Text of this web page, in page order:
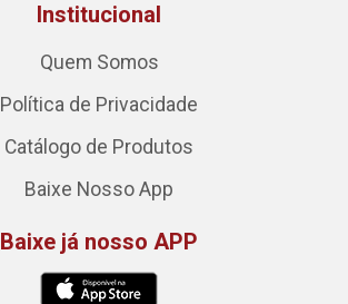
Institucional
Quem Somos
Política de Privacidade
Catálogo de Produtos
Baixe Nosso App
Baixe já nosso APP